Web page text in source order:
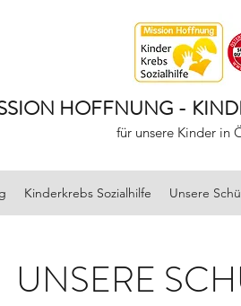
HOFFNUNG -
für unsere Kinder in
Kinderkrebs Sozialhilfe Unsere
UNSERE